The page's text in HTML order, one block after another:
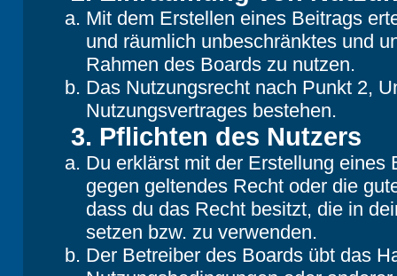
Mit dem Erstellen eines Beitrags
und räumlich unbeschränktes und
Rahmen des Boards zu nutzen.
Das Nutzungsrecht nach Punkt 2,
Nutzungsvertrages bestehen.
3. Pflichten des Nutzers
Du erklärst mit der Erstellung eines
gegen geltendes Recht oder die
dass du das Recht besitzt, die in
setzen bzw. zu verwenden.
Der Betreiber des Boards übt das